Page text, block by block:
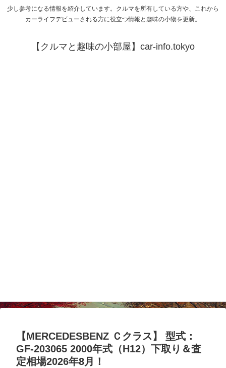
少し参考になる情報を紹介しています。クルマを所有している方や、これから
カーライフデビューされる方に役立つ情報と趣味の小物を更新。
【クルマと趣味の小部屋】car-info.tokyo
【MERCEDESBENZ Ｃクラス】 型式：
GF-203065 2000年式（H12）下取り＆査
定相場2026年8月！